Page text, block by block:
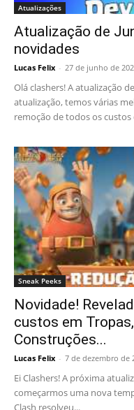
Atualizações
Atualização de
novidades
Lucas Felix - 27 de junho de
Olá clashers! A atualização
atualização, temos várias
remoção de todos os
Sneak Peeks
Novidade!
custos em
Construções...
Lucas Felix - 7 de dezembro de
Ei Clashers! A próxima
começarmos uma nova
Clash resolveu...